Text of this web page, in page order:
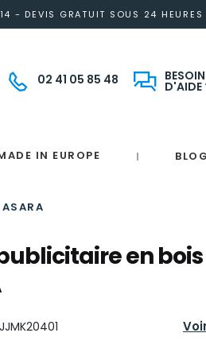
- DEVIS GRATUIT SOUS 24 HEURES
02 41 05 85 48 BESOIN
D'AIDE
IN EUROPE | BLOG
en
JJMK20401